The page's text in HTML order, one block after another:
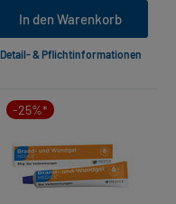
In den Warenkorb
Detail- & Pflichtinformationen
-25%*